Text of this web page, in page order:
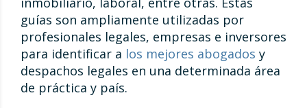
guías son ampliamente utilizadas por
profesionales legales, empresas e inversores
para identificar a los mejores abogados y
despachos legales en una determinada área
de práctica y país.